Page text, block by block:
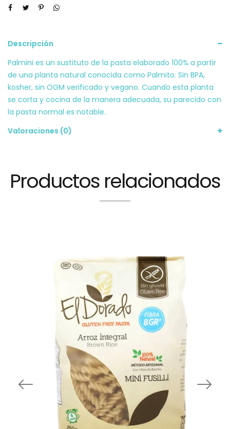
Descripción
Palmini es un sustituto de la pasta elaborado 100% a partir
de una planta natural conocida como Palmito. Sin BPA,
kosher, sin OGM verificado y vegano. Cuando esta planta
se corta y cocina de la manera adecuada, su parecido con
la pasta normal es notable.
Valoraciones (0)
Productos relacionados